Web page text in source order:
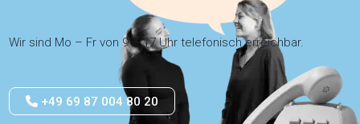
Wir sind Mo – Fr von 9 – 17 Uhr telefonisch erreichbar.
+49 69 87 004 80 20